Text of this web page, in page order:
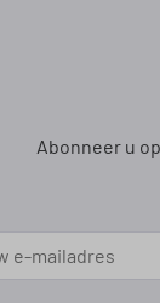
Abonneer u